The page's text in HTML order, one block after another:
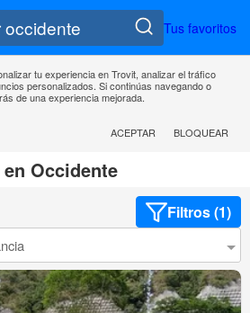
Tus favoritos
tu experiencia en Trovit, analizar el tráfico
personalizados. Si continúas navegando o
de una experiencia mejorada.
ACEPTAR
BLOQUEAR
Occidente
Filtros (1)